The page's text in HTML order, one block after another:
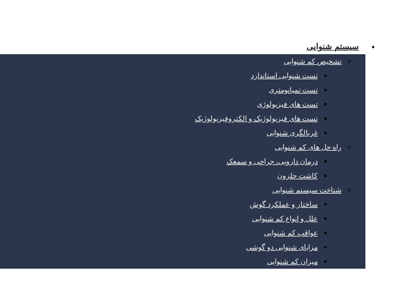
سیستم شنوایی
تشخیص کم شنوایی
تست شنوایی استاندارد
تست تمپانومتری
تست های فیزیولوژی
تست های فیزیولوژیک و الکتروفیزیولوژیک
غربالگری شنوایی
راه حل های کم شنوایی
درمان دارویی، جراحی و سمعک
کاشت حلزون
شناخت سیستم شنوایی
ساختار و عملکرد گوش
علل و انواع کم شنوایی
عواقب کم شنوایی
مزایای شنوایی دو گوشی
میزان کم شنوایی